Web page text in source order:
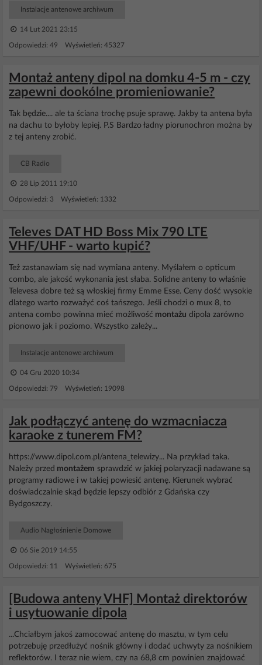
Instalacje antenowe archiwum
14 Lut 2021 23:15
Odpowiedzi: 49 Wyświetleń: 45327
Montaż anteny dipol na domku 4-5 m - czy
zapewni dookólne promieniowanie?
Tak będzie.... ale ta ściana trochę psuje sprawę. Jakby ta antena była
na dachu to byłoby lepiej. P.S Bardzo ładny piorunochron można by
z tej anteny zrobić.
CB Radio
28 Lip 2011 19:10
Odpowiedzi: 3 Wyświetleń: 1332
Televes DAT HD Boss Mix 790 LTE
VHF/UHF - warto kupić?
Też zastanawiam się nad wymiana anteny. Myślałem o opticum
combo, ale jakość wykonania jest słaba. Solidne anteny to właśnie
Televesa dobre też są włoskiej firmy Emme Esse. Ceny dość wysokie
dlatego warto rozważyć coś tańszego. Jeśli chodzi o mux 8, to
antena combo powinna mieć możliwość montażu dipola zarówno
pionowo jak i poziomo. Wszystko zależy...
Instalacje antenowe archiwum
04 Gru 2020 10:34
Odpowiedzi: 79 Wyświetleń: 19098
Jak podłączyć antenę do wzmacniacza
karaoke z tunerem FM?
https://www.dipol.com.pl/antena_telewizy... Na przykład taka.
Należy przed montażem sprawdzić w jakiej polaryzacji nadawane są
programy radiowe i w takiej powiesić antenę. Kierunek wybrać
doświadczalnie skąd będzie lepszy odbiór z Gdańska czy
Bydgoszczy.
Audio Nagłośnienie Domowe
06 Sie 2019 14:55
Odpowiedzi: 11 Wyświetleń: 675
[Budowa anteny VHF] Montaż direktorów
i usytuowanie dipola
...Chciałbym jakoś zamocować antenę do masztu, w tym celu
potrzebuję przedłużyć nośnik główny i dodać uchwyty za nośnikiem
reflektorów. I teraz nie wiem, czy na 68,8 cm powinien znajdować